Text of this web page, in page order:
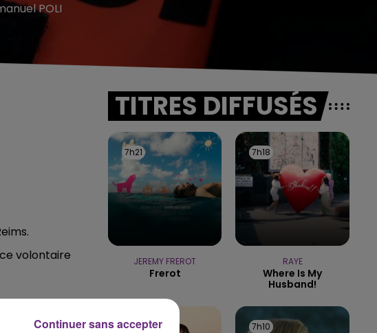
POLI
volontaire
TITRES DIFFUSÉS
7h21
7h21
JEREMY FREROT
Frerot
7h18
7h18
RAYE
Where Is My
Husband!
7h15
7h15 7h10
7h10
Continuer sans accepter